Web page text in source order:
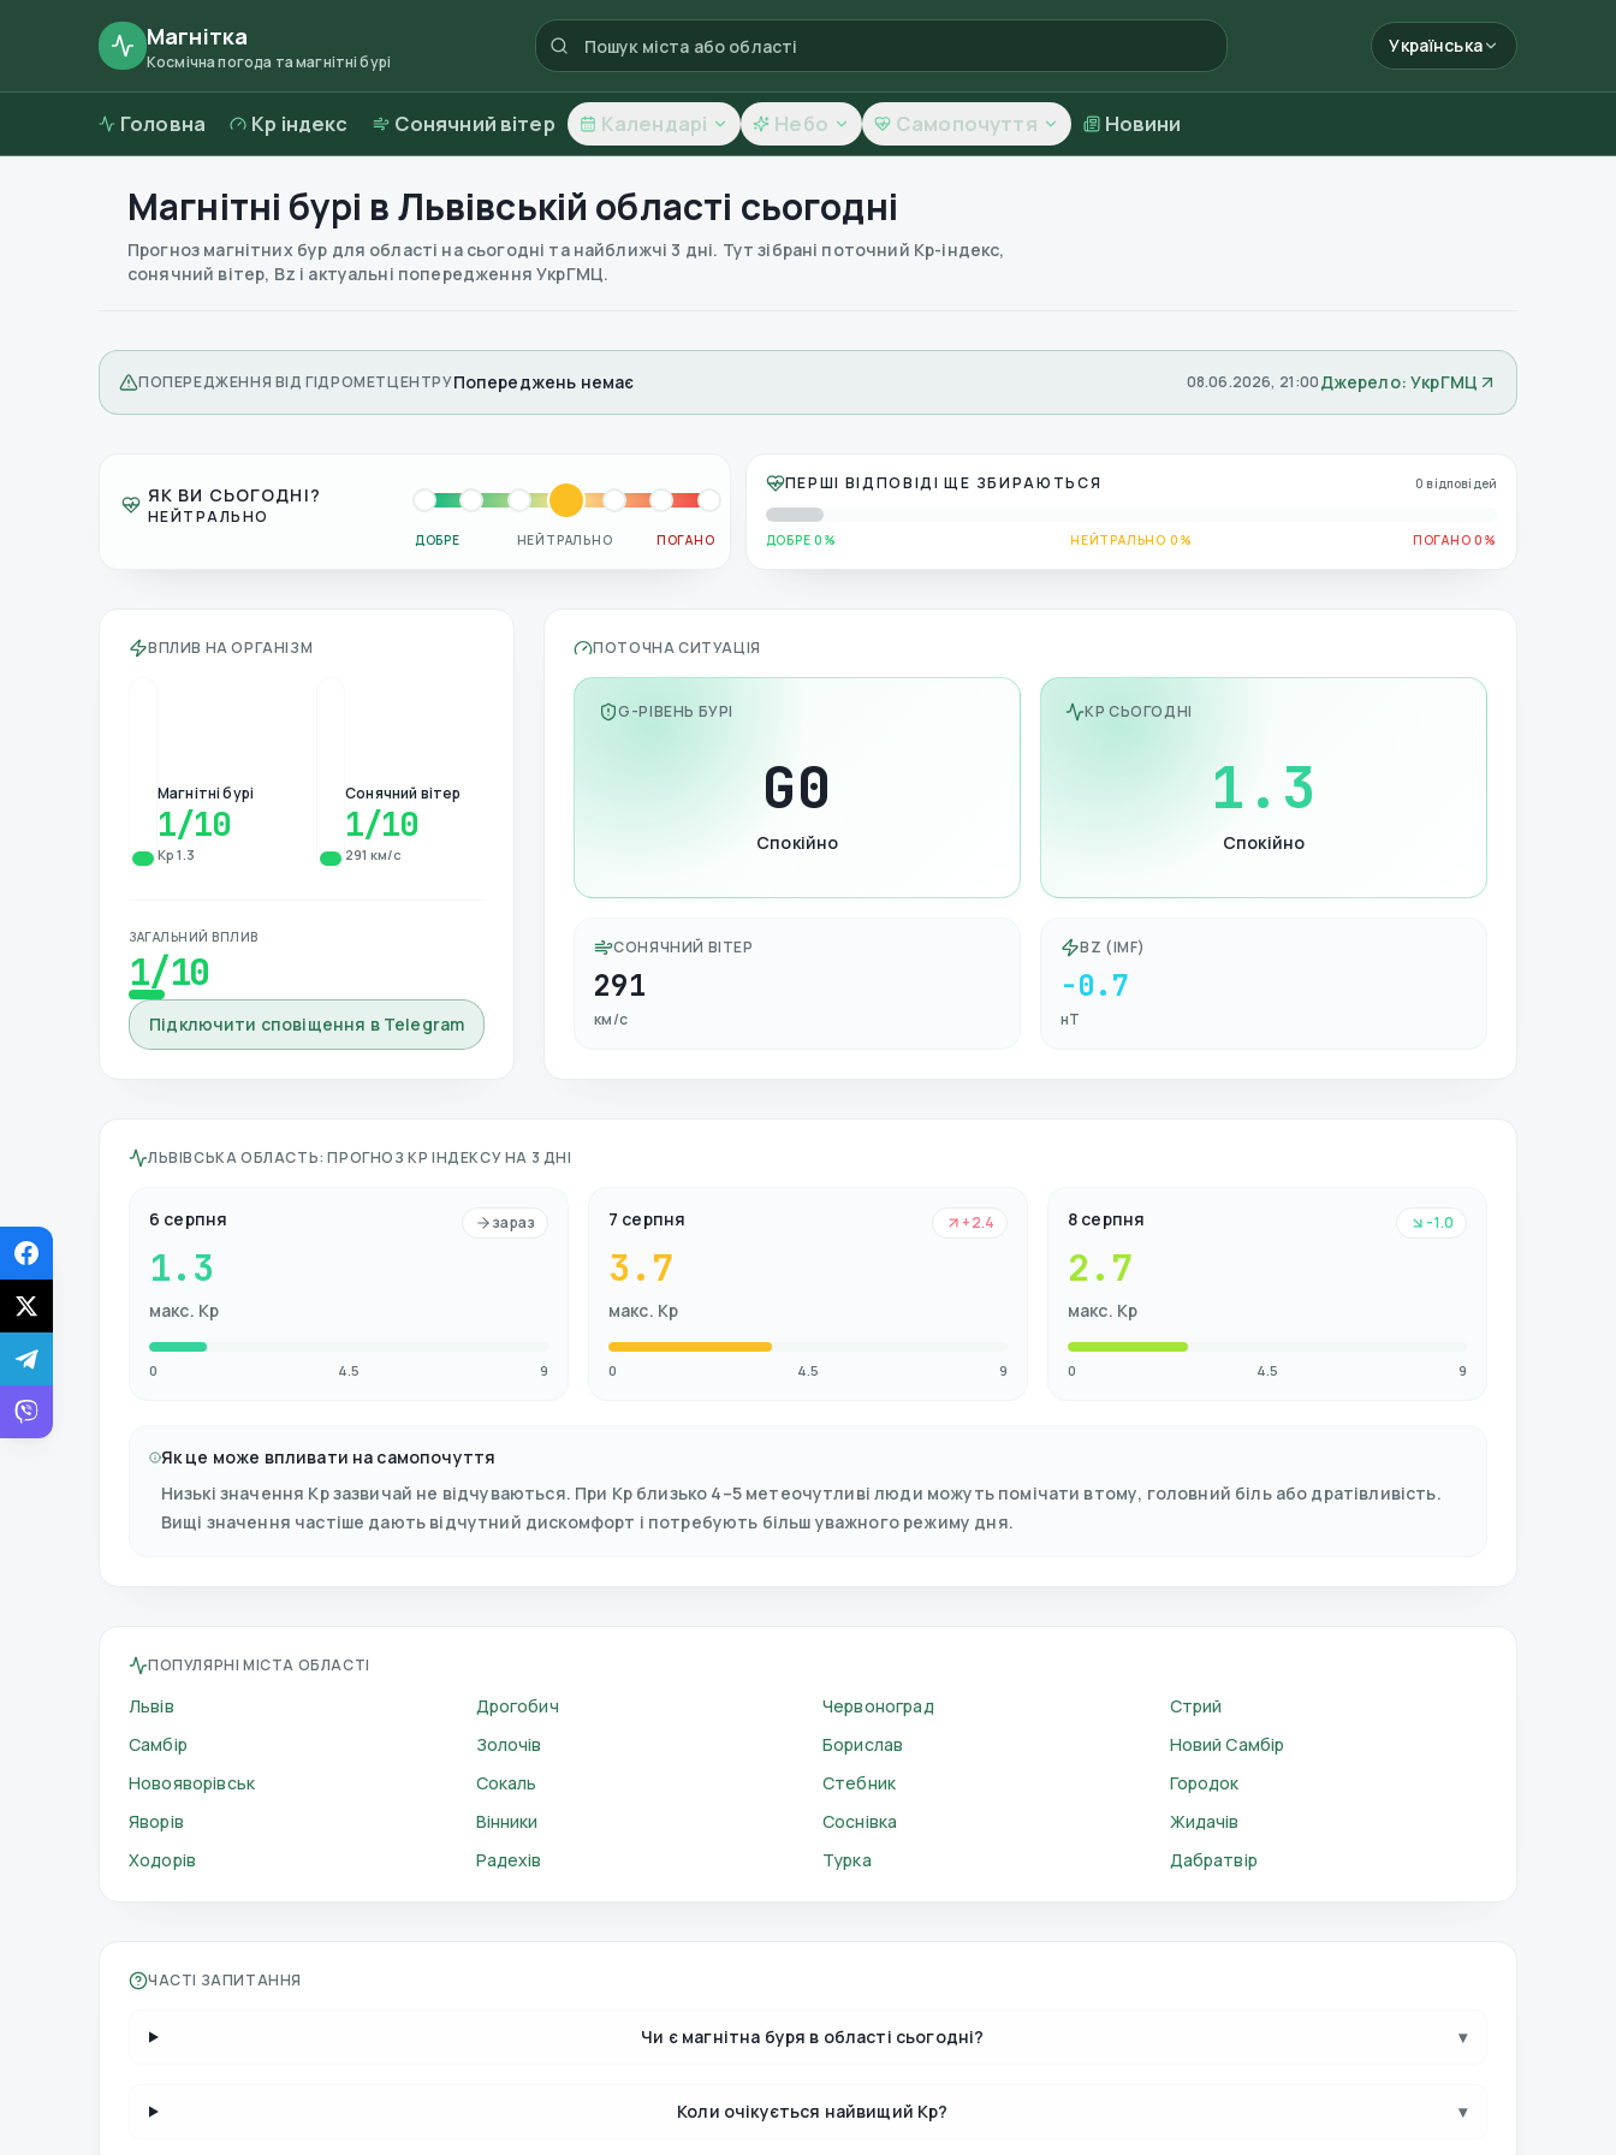
Магнітка
Космічна погода та магнітні бурі
Українська
Головна Kp індекс Сонячний вітер Календарі Небо Самопочуття Новини
Магнітні бурі вЛьвівській області сьогодні
Прогноз магнітних бур для області на сьогодні та найближчі 3 дні. Тут зібрані поточний Kp-індекс,
сонячний вітер, Bz і актуальні попередження УкрГМЦ.
ПОПЕРЕДЖЕННЯ ВІД ГІДРОМЕТЦЕНТРУПопереджень немає 08.06.2026, 21:00Джерело: УкрГМЦ
ЯК ВИ СЬОГОДНІ?
НЕЙТРАЛЬНО
ДОБРЕ НЕЙТРАЛЬНО ПОГАНО
ПЕРШІ ВІДПОВІДІ ЩЕ ЗБИРАЮТЬСЯ 0 відповідей
ДОБРЕ 0% НЕЙТРАЛЬНО 0% ПОГАНО 0%
ВПЛИВ НА ОРГАНІЗМ
Магнітні бурі
1/10
Kp 1.3
Сонячний вітер
1/10
291 км/с
ЗАГАЛЬНИЙ ВПЛИВ
1/10
Підключити сповіщення в Telegram
ПОТОЧНА СИТУАЦІЯ
G-РІВЕНЬ БУРІ
G0
Спокійно
KP СЬОГОДНІ
1.3
Спокійно
СОНЯЧНИЙ ВІТЕР
291
км/с
BZ (IMF)
-0.7
нТ
ЛЬВІВСЬКА ОБЛАСТЬ:ПРОГНОЗ KP ІНДЕКСУ НА 3 ДНІ
6 серпня
1.3
макс. Kp
зараз
0 4.5 9
7 серпня
3.7
макс. Kp
+2.4
0 4.5 9
8 серпня
2.7
макс. Kp
-1.0
0 4.5 9
Як це може впливати на самопочуття
Низькі значення Kp зазвичай не відчуваються. При Kp близько 4–5 метеочутливі люди можуть помічати втому, головний біль або дратівливість.
Вищі значення частіше дають відчутний дискомфорт і потребують більш уважного режиму дня.
ПОПУЛЯРНІ МІСТА ОБЛАСТІ
Львів Дрогобич Червоноград
Стрий
Самбір
Золочів Борислав
Новий Самбір
Новояворівськ
Сокаль Стебник
Городок
Яворів
Вінники Соснівка
Жидачів
Ходорів
Радехів Турка Дабратвір
ЧАСТІ ЗАПИТАННЯ
Чи є магнітна буря в області сьогодні? ▾
Коли очікується найвищий Kp? ▾